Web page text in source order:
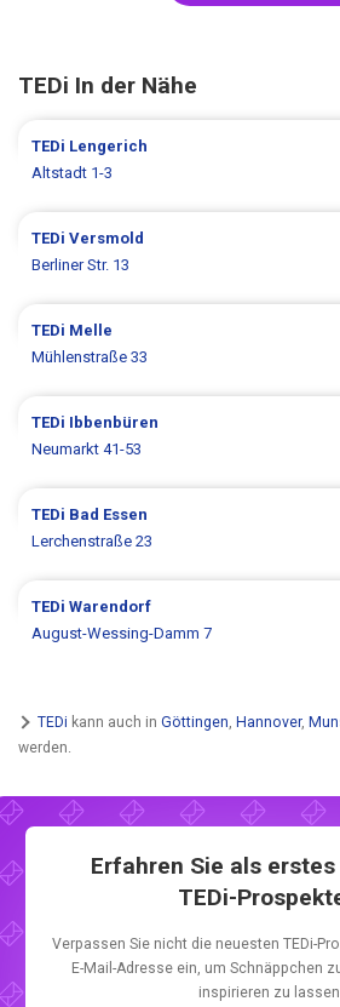
TEDi In der Nähe
TEDi Lengerich
Altstadt 1-3
TEDiVersmold
Berliner Str. 13
TEDi Melle
Mühlenstraße 33
TEDi Ibbenbüren
Neumarkt 41-53
TEDi Bad Essen
Lerchenstraße 23
TEDiWarendorf
August-Wessing-Damm 7
TEDi kann auch in Göttingen, Hannover,
werden.
Erfahren Sie als erstes
TEDi-
Verpassen Sie nicht die neuesten TEDi-
E-Mail-Adresse ein, um Schnäppchen
inspirieren zu